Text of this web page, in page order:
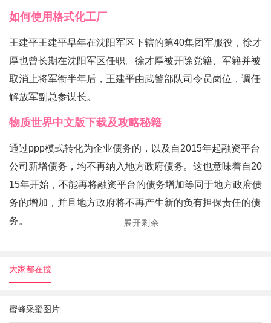
如何使用格式化工厂
王建平王建平早年在沈阳军区下辖的第40集团军服役，徐才
厚也曾长期在沈阳军区任职。徐才厚被开除党籍、军籍并被
取消上将军衔半年后，王建平由武警部队司令员岗位，调任
解放军副总参谋长。
物质世界中文版下载及攻略秘籍
通过ppp模式转化为企业债务的，以及自2015年起融资平台
公司新增债务，均不再纳入地方政府债务。这也意味着自20
15年开始，不能再将融资平台的债务增加等同于地方政府债
务的增加，并且地方政府将不再产生新的负有担保责任的债
务。
展开剩余
大家都在搜
蜜蜂采蜜图片